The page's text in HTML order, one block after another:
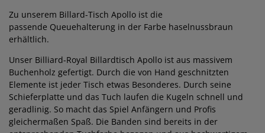
Zu unserem Billard-Tisch Apollo ist die
passende Queuehalterung in der Farbe haselnussbraun
erhältlich.
Unser Billiard-Royal Billardtisch Apollo ist aus massivem
Buchenholz gefertigt. Durch die von Hand geschnitzten
Elemente ist jeder Tisch etwas Besonderes. Durch seine
Schieferplatte und das Tuch laufen die Kugeln schnell und
geradlinig. So macht das Spiel Anfängern und Profis
gleichermaßen Spaß. Die Banden sind bereits in der